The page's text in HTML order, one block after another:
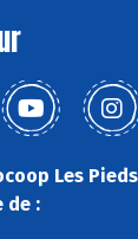
Les
de :